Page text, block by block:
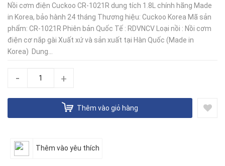
Nồi cơm điện Cuckoo CR-1021R dung tích 1.8L chính hãng Made
in Korea, bảo hành 24 tháng Thương hiệu: Cuckoo Korea Mã sản
phẩm: CR-1021R Phiên bản Quốc Tế : RDVNCV Loại nồi : Nồi cơm
điện cơ nắp gài Xuất xứ và sản xuất tại Hàn Quốc (Made in
Korea) Dung...
- +
Thêm vào giỏ hàng
Thêm vào yêu thích